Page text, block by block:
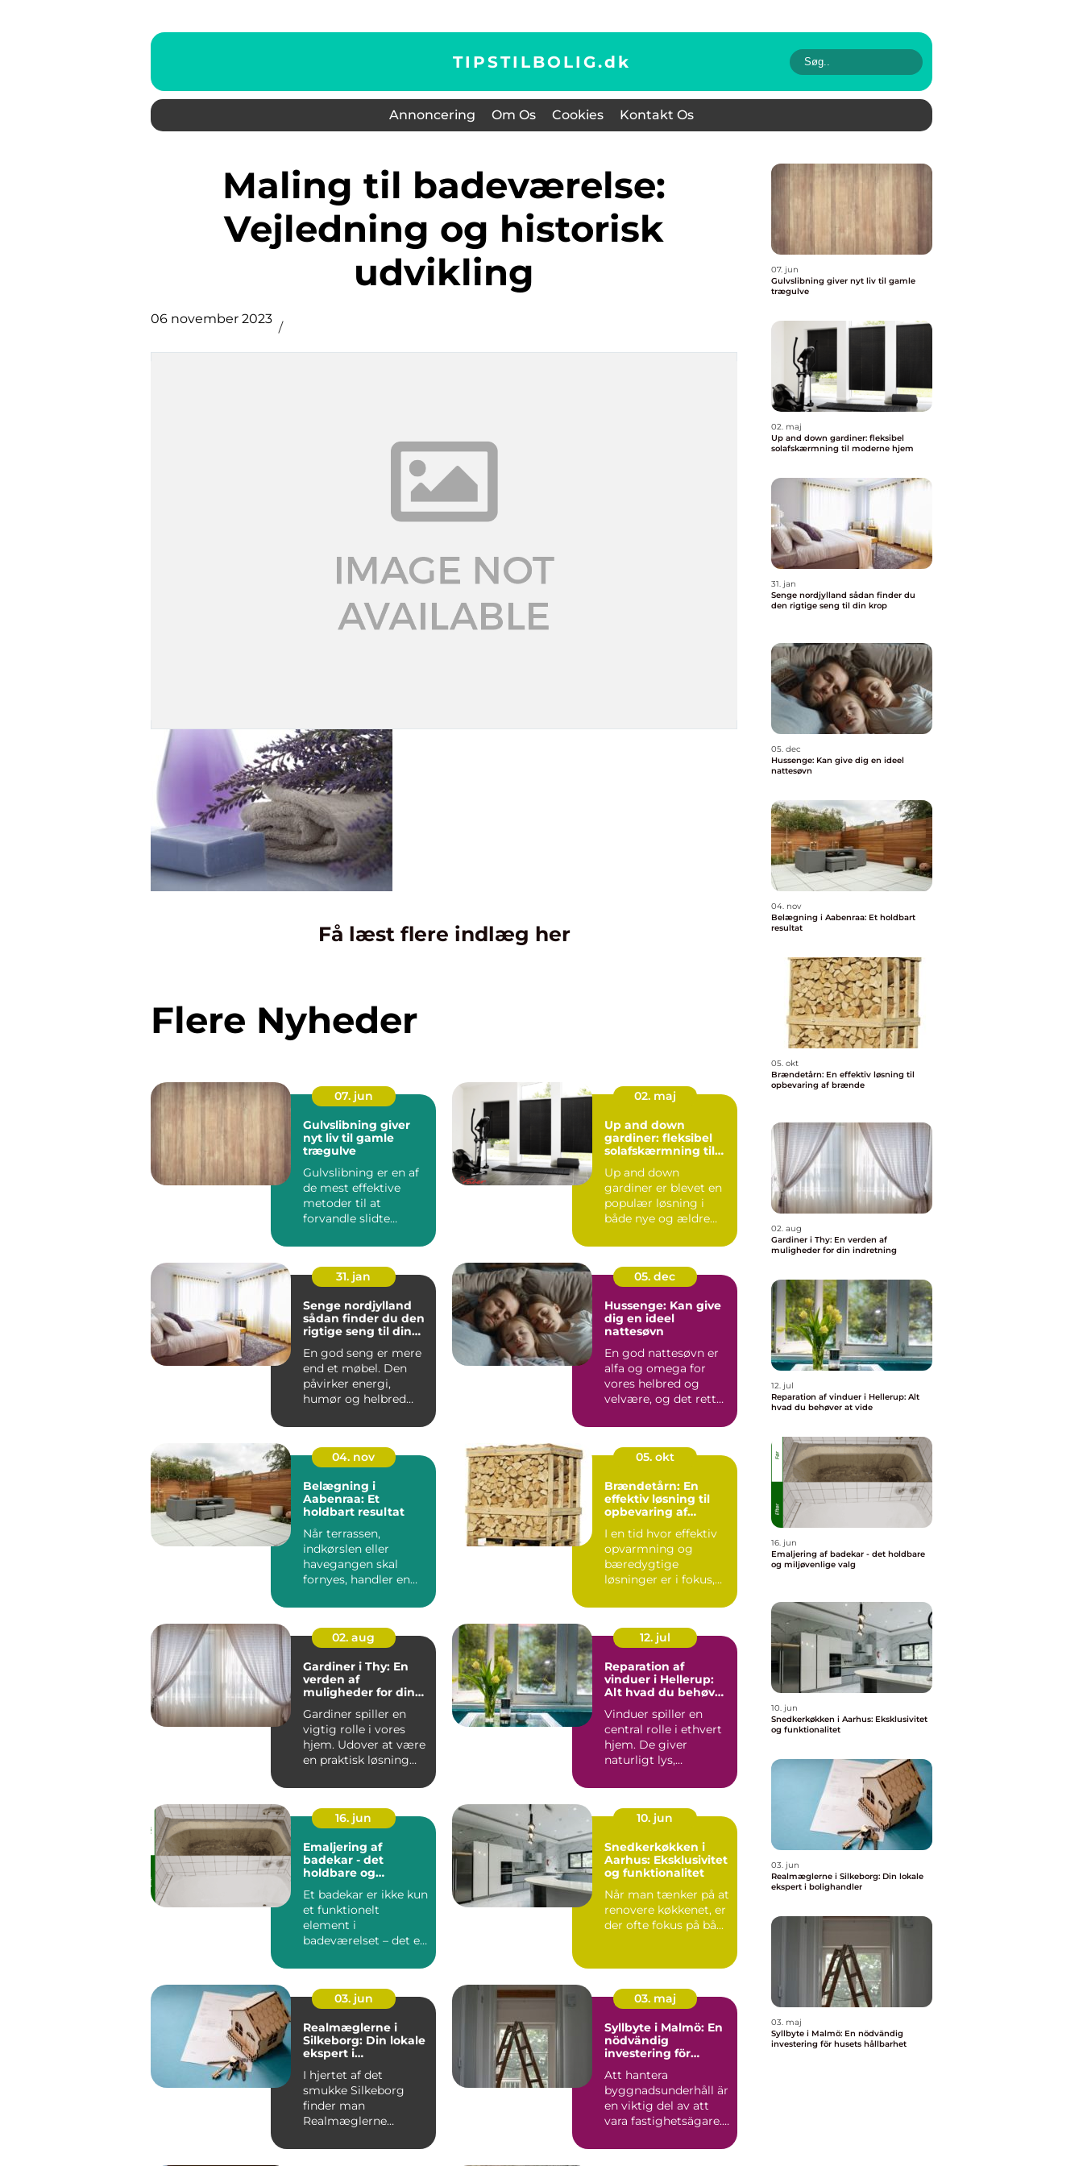
TIPSTILBOLIG.dk
Annoncering Om Os Cookies Kontakt Os
Maling til badeværelse:
Vejledning og historisk
udvikling
06 november 2023
Få læst flere indlæg her
Flere Nyheder
07. jun
Gulvslibning giver
nyt liv til gamle
trægulve
Gulvslibning er en af
de mest effektive
metoder til at
forvandle slidte
de...
02. maj
Up and down
gardiner: fleksibel
solafskærmning til
Up and down
gardiner er blevet en
populær løsning i
både nye og ældre
31. jan
Senge nordjylland
sådan finder du den
rigtige seng til din
En god seng er mere
end et møbel. Den
påvirker energi,
humør og helbred
Mange nordj...
05. dec
Hussenge: Kan give
dig en ideel
nattesøvn
En god nattesøvn er
alfa og omega for
vores helbred og
velvære, og det rette
04. nov
Belægning i
Aabenraa: Et
holdbart resultat
Når terrassen,
indkørslen eller
havegangen skal
fornyes, handler en
05. okt
Brændetårn: En
effektiv løsning til
opbevaring af
I en tid hvor effektiv
opvarmning og
bæredygtige
løsninger er i fokus,
02. aug
Gardiner i Thy: En
verden af
muligheder for din
Gardiner spiller en
vigtig rolle i vores
hjem. Udover at være
en praktisk løsning
12. jul
Reparation af
vinduer i Hellerup:
Alt hvad du behøver
Vinduer spiller en
central rolle i ethvert
hjem. De giver
naturligt lys,
forbinder in...
16. jun
Emaljering af
badekar - det
holdbare og
Et badekar er ikke kun
et funktionelt
element i
badeværelset – det er
10. jun
Snedkerkøkken i
Aarhus: Eksklusivitet
og funktionalitet
Når man tænker på at
renovere køkkenet, er
der ofte fokus på bå...
03. jun
Realmæglerne i
Silkeborg: Din lokale
ekspert i
I hjertet af det
smukke Silkeborg
finder man
Realmæglerne
ejendomsmægler m...
03. maj
Syllbyte i Malmö: En
nödvändig
investering för
Att hantera
byggnadsunderhåll är
en viktig del av att
vara fastighetsägare.
07. jun
Gulvslibning giver nyt liv til gamle
trægulve
02. maj
Up and down gardiner: fleksibel
solafskærmning til moderne hjem
31. jan
Senge nordjylland sådan finder du
den rigtige seng til din krop
05. dec
Hussenge: Kan give dig en ideel
nattesøvn
04. nov
Belægning i Aabenraa: Et holdbart
resultat
05. okt
Brændetårn: En effektiv løsning til
opbevaring af brænde
02. aug
Gardiner i Thy: En verden af
muligheder for din indretning
12. jul
Reparation af vinduer i Hellerup: Alt
hvad du behøver at vide
16. jun
Emaljering af badekar - det holdbare
og miljøvenlige valg
10. jun
Snedkerkøkken i Aarhus: Eksklusivitet
og funktionalitet
03. jun
Realmæglerne i Silkeborg: Din lokale
ekspert i bolighandler
03. maj
Syllbyte i Malmö: En nödvändig
investering för husets hållbarhet